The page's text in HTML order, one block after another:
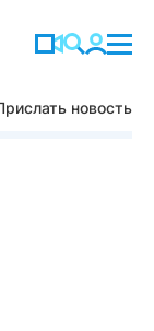
новость